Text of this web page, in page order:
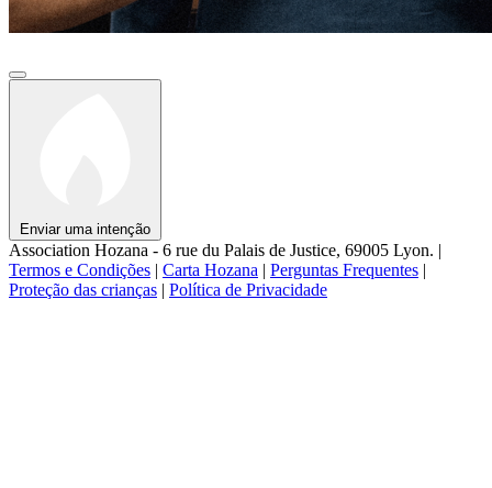
Enviar uma intenção
Association Hozana - 6 rue du Palais de Justice, 69005 Lyon. |
Termos e Condições | Carta Hozana | Perguntas Frequentes |
Proteção das crianças | Política de Privacidade